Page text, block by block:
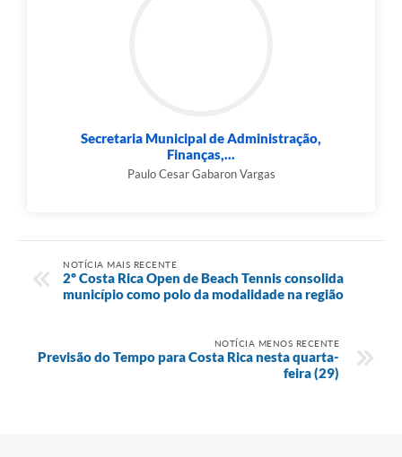
Secretaria Municipal de Administração,
Finanças,...
Paulo Cesar Gabaron Vargas
NOTÍCIA MAIS RECENTE
2º Costa Rica Open de Beach Tennis consolida
município como polo da modalidade na região
NOTÍCIA MENOS RECENTE
Previsão do Tempo para Costa Rica nesta quarta-
feira (29)